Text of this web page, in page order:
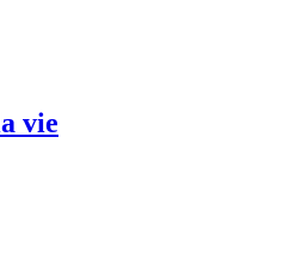
vie